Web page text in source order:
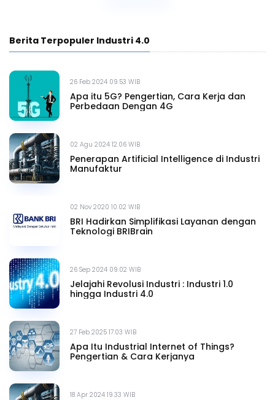
Berita Terpopuler Industri 4.0
26 Feb 2024 09.53 WIB
Apa itu 5G? Pengertian, Cara Kerja dan
Perbedaan Dengan 4G
02 Agu 2024 12.06 WIB
Penerapan Artificial Intelligence di Industri
Manufaktur
02 Nov 2020 10.02 WIB
BRI Hadirkan Simplifikasi Layanan dengan
Teknologi BRIBrain
26 Sep 2024 09.02 WIB
Jelajahi Revolusi Industri : Industri 1.0
hingga Industri 4.0
27 Feb 2025 17.03 WIB
Apa Itu Industrial Internet of Things?
Pengertian & Cara Kerjanya
18 Apr 2024 19.33 WIB